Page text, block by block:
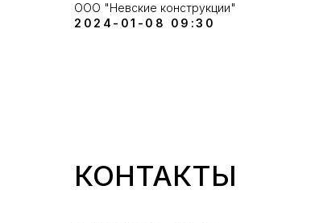
ООО "Невские конструкции"
2024-01-08 09:30
КОНТАКТЫ